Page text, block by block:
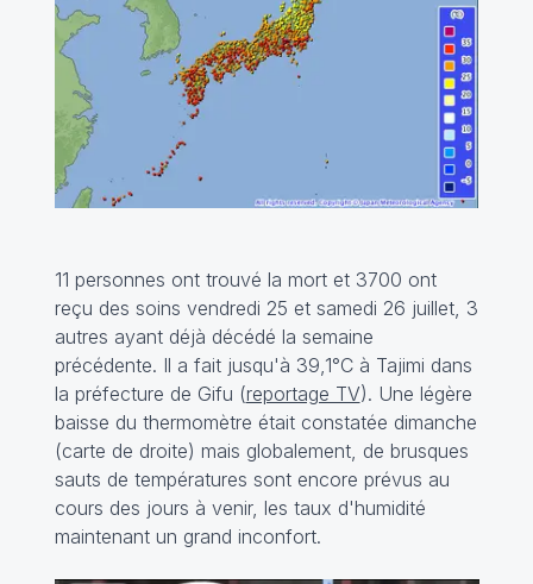
11 personnes ont trouvé la mort et 3700 ont
reçu des soins vendredi 25 et samedi 26 juillet, 3
autres ayant déjà décédé la semaine
précédente. Il a fait jusqu'à 39,1°C à Tajimi dans
la préfecture de Gifu (reportage TV). Une légère
baisse du thermomètre était constatée dimanche
(carte de droite) mais globalement, de brusques
sauts de températures sont encore prévus au
cours des jours à venir, les taux d'humidité
maintenant un grand inconfort.